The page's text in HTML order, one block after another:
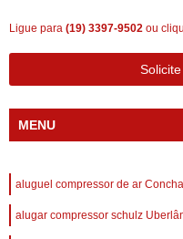
Ligue para (19) 3397-9502 ou
MENU
aluguel compressor de ar Conchal
alugar compressor schulz